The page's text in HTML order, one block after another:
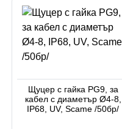
Щуцер с гайка PG9, за
кабел с диаметър Ø4-8,
IP68, UV, Scame /50бр/